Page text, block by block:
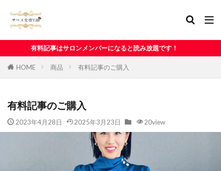
メンバーになると読み放題です！
HOME 商品 有料記事のご購入
有料記事のご購入
2023年4月28日 2025年3月23日 20view